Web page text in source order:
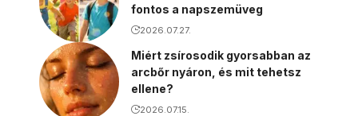
fontos a napszemüveg
2026.07.27.
Miért zsírosodik gyorsabban az
arcbőr nyáron, és mit tehetsz
ellene?
2026.07.15.